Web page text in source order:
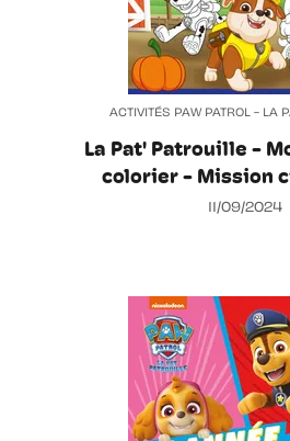
ACTIVITÉS PAW PATROL - LA
La Pat' Patrouille -
colorier - Mission
11/09/2024